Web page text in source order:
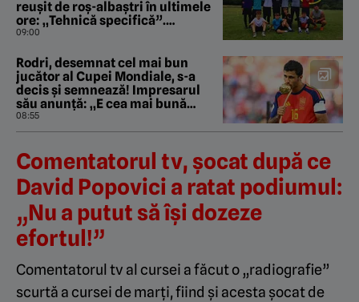
reușit de roș-albaștri în ultimele
ore: „Tehnică specifică”.
EXCLUSIV
09:00
Rodri, desemnat cel mai bun
jucător al Cupei Mondiale, s-a
decis și semnează! Impresarul
său anunță: „E cea mai bună
opțiune”
08:55
Comentatorul tv, șocat după ce
David Popovici a ratat podiumul:
„Nu a putut să își dozeze
efortul!”
Comentatorul tv al cursei a făcut o „radiografie”
scurtă a cursei de marți, fiind și acesta șocat de